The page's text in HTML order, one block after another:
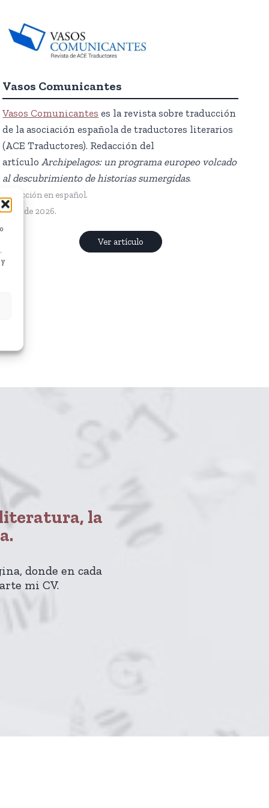
y
Vasos Comunicantes
Vasos Comunicantes es la revista sobre traducción
de la asociación española de traductores literarios
(ACE Traductores). Redacción del
artículo Archipelagos: un programa europeo volcado
al descubrimiento de historias sumergidas.
Redacción en español.
Abril de 2026.
Ver artículo
la
donde en cada
mi CV.